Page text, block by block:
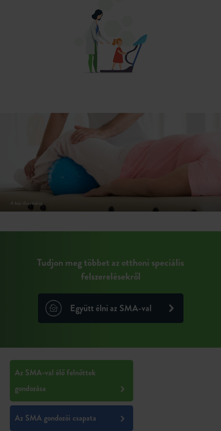
Tudjon meg többet az otthoni speciális
felszerelésekről
Együtt élni az SMA-val
Az SMA-val élő felnőttek
gondozása
Az SMA gondozói csapata